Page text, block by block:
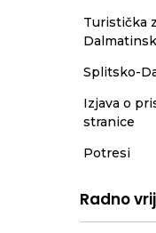
Turistička
Splitsko-
Izjava o
stranice
Potresi
Radno